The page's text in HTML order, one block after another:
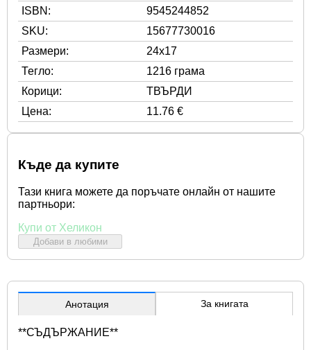
ISBN:
9545244852
SKU:
15677730016
Размери:
24x17
Тегло:
1216 грама
Корици:
ТВЪРДИ
Цена:
11.76 €
Къде да купите
Тази книга можете да поръчате онлайн от нашите
партньори:
Купи от Хеликон
Добави в любими
Анотация За книгата
**СЪДЪРЖАНИЕ**